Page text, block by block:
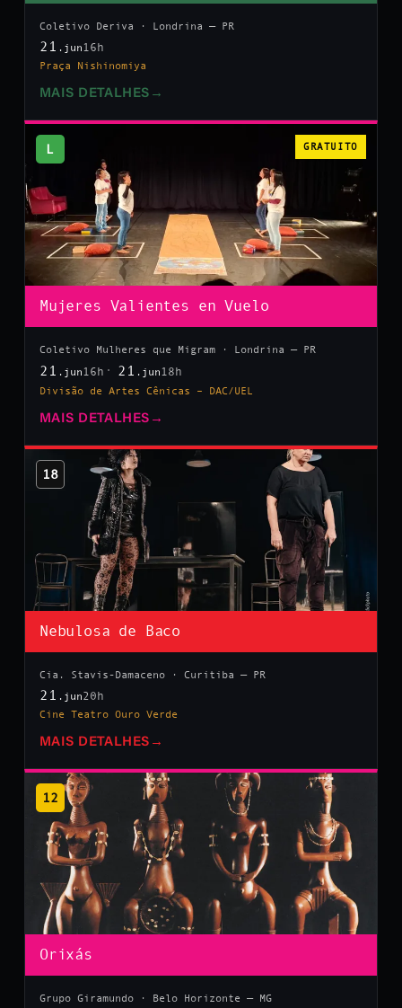
Coletivo Deriva · Londrina — PR
21 .jun 16h
Praça Nishinomiya
MAIS DETALHES →
L GRATUITO
Mujeres Valientes en Vuelo
Coletivo Mulheres que Migram · Londrina — PR
21 .jun 16h 21 .jun 18h
Divisão de Artes Cênicas – DAC/UEL
MAIS DETALHES →
18
Nebulosa de Baco
Cia. Stavis-Damaceno · Curitiba — PR
21 .jun20h
Cine Teatro Ouro Verde
MAIS DETALHES →
12
Orixás
Grupo Giramundo · Belo Horizonte — MG